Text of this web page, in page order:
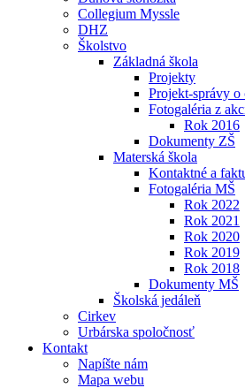
Collegium Myssle
DHZ
Školstvo
Základná škola
Projekty
Projekt-správy o
Fotogaléria z
Rok 2016
Dokumenty ZŠ
Materská škola
Kontaktné a
Fotogaléria MŠ
Rok 2022
Rok 2021
Rok 2020
Rok 2019
Rok 2018
Dokumenty MŠ
Školská jedáleň
Cirkev
Urbárska spoločnosť
Kontakt
Napíšte nám
Mapa webu